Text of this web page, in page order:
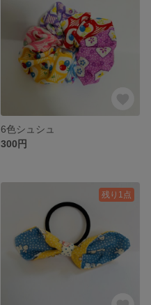
6色シュシュ
300円
残り1点